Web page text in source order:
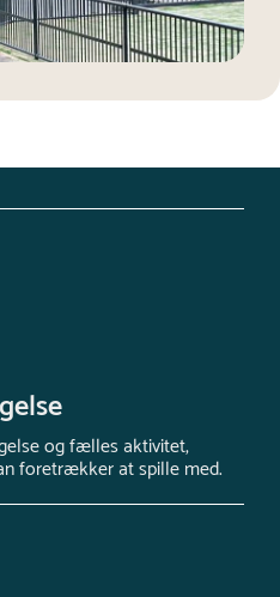
og fælles aktivitet,
foretrækker at spille med.